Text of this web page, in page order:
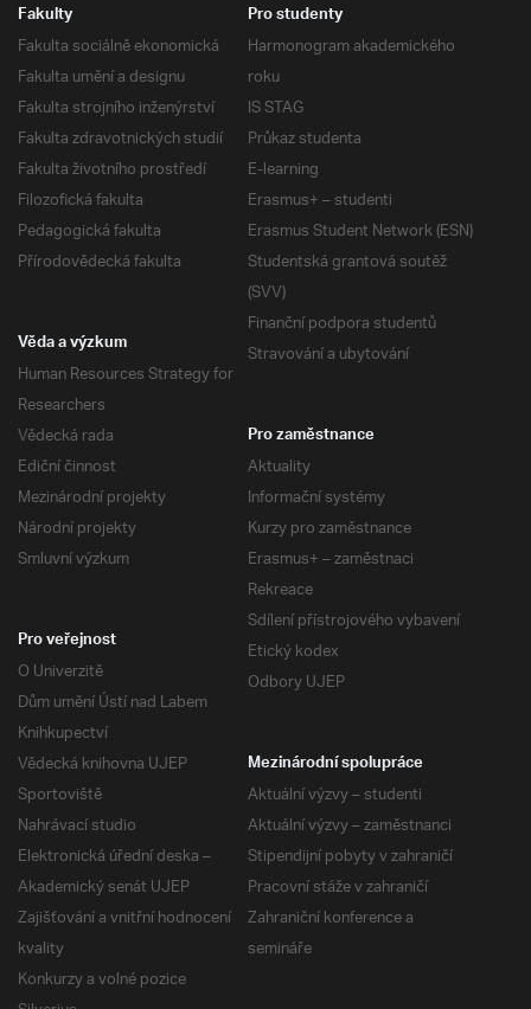
Fakulty
Fakulta sociálně ekonomická
Fakulta umění a designu
Fakulta strojního inženýrství
Fakulta zdravotnických studií
Fakulta životního prostředí
Filozofická fakulta
Pedagogická fakulta
Přírodovědecká fakulta
Pro studenty
Harmonogram akademického
roku
IS STAG
Průkaz studenta
E-learning
Erasmus+ – studenti
Erasmus Student Network (ESN)
Studentská grantová soutěž
(SVV)
Finanční podpora studentů
Stravování a ubytování
Věda a výzkum
Human Resources Strategy for
Researchers
Vědecká rada
Ediční činnost
Mezinárodní projekty
Národní projekty
Smluvní výzkum
Pro zaměstnance
Aktuality
Informační systémy
Kurzy pro zaměstnance
Erasmus+ – zaměstnaci
Rekreace
Sdílení přístrojového vybavení
Etický kodex
Odbory UJEP
Pro veřejnost
O Univerzitě
Dům umění Ústí nad Labem
Knihkupectví
Vědecká knihovna UJEP
Sportoviště
Nahrávací studio
Elektronická úřední deska –
Akademický senát UJEP
Zajišťování a vnitřní hodnocení
kvality
Konkurzy a volné pozice
Mezinárodní spolupráce
Aktuální výzvy – studenti
Aktuální výzvy – zaměstnanci
Stipendijní pobyty v zahraničí
Pracovní stáže v zahraničí
Zahraniční konference a
semináře